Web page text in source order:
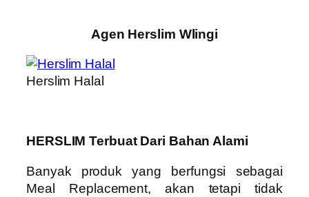
Agen Herslim Wlingi
Herslim Halal
HERSLIM Terbuat Dari Bahan Alami
Banyak produk yang berfungsi sebagai
Meal Replacement, akan tetapi tidak